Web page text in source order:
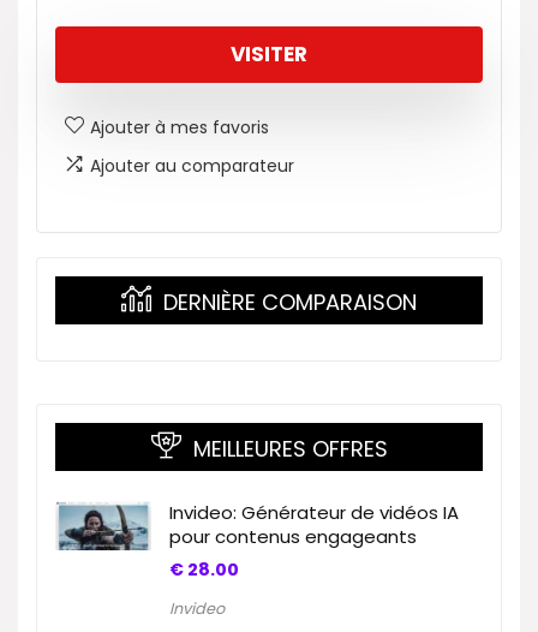
VISITER
Ajouter à mes favoris
Ajouter au comparateur
DERNIÈRE COMPARAISON
MEILLEURES OFFRES
Invideo: Générateur de vidéos IA
pour contenus engageants
€ 28.00
Invideo